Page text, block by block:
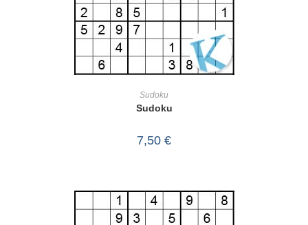
Sudoku
Sudoku
7,50 €